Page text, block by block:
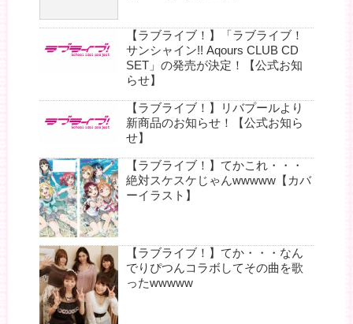
【ラブライブ！】「ラブライブ！
サンシャイン!! Aqours CLUB CD
SET」の発売が決定！【公式お知
らせ】
【ラブライブ！】リバプールより
新商品のお知らせ！【公式お知ら
せ】
【ラブライブ！】てかこれ・・・
絶対スケスケじゃんwwwww【カバ
ーイラスト】
【ラブライブ！】てか・・・なん
でりぴつんコラボしてその曲を歌
ったwwwww